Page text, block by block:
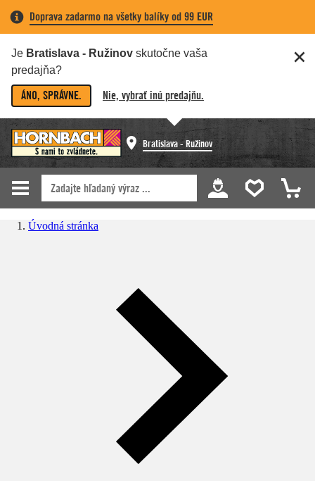
Doprava zadarmo na všetky balíky od 99 EUR
Je Bratislava - Ružinov skutočne vaša
predajňa?
ÁNO, SPRÁVNE. Nie, vybrať inú predajňu.
Bratislava - Ružinov
Úvodná stránka